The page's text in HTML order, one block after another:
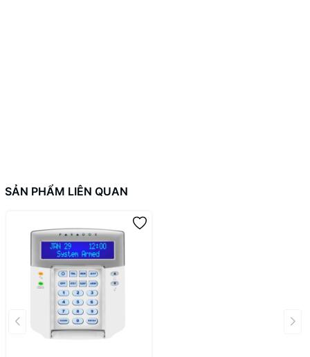
SẢN PHẨM LIÊN QUAN